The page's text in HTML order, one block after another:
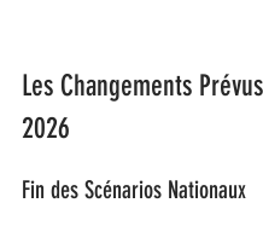
Les Changements
2026
Fin des Scénarios Nationaux